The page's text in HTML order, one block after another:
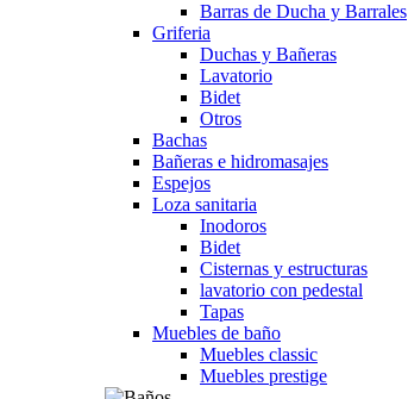
Barras de Ducha y Barrales
Griferia
Duchas y Bañeras
Lavatorio
Bidet
Otros
Bachas
Bañeras e hidromasajes
Espejos
Loza sanitaria
Inodoros
Bidet
Cisternas y estructuras
lavatorio con pedestal
Tapas
Muebles de baño
Muebles classic
Muebles prestige